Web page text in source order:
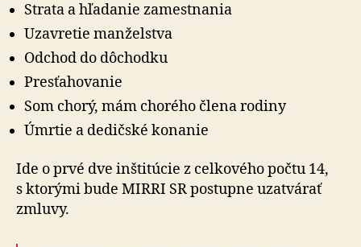
Strata a hľadanie zamest­na­nia
Uzavretie manželstva
Odchod do dôchodku
Presťahovanie
Som chorý, mám chorého člena rodiny
Úmrtie a dedičské konanie
Ide o prvé dve inštitúcie z cel­ko­vého počtu 14,
s ktorými bude MIRRI SR postupne uzatvárať
zmluvy.